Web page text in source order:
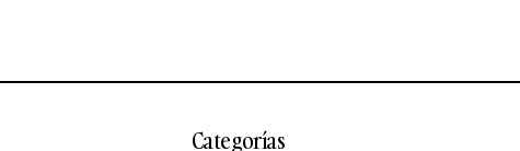
Categorías